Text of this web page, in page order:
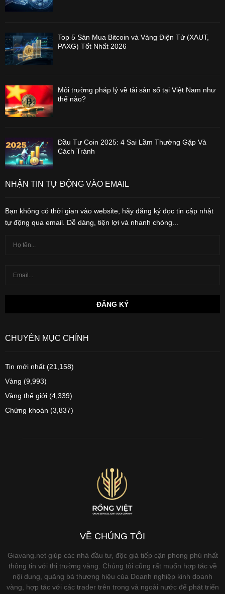
Top 5 Sàn Mua Bitcoin và Vàng Điện Tử (XAUT,
PAXG) Tốt Nhất 2026
Môi trường pháp lý về tài sản số tại Việt Nam như
thế nào?
Đầu Tư Coin 2025: 4 Sai Lầm Thường Gặp Và
Cách Tránh
NHẬN TIN TỰ ĐỘNG VÀO EMAIL
Bạn không có thời gian vào website, hãy đăng ký đọc tin cập nhật
tự động qua email. Dễ dàng, tiện lợi và nhanh chóng...
CHUYÊN MỤC CHÍNH
Tin mới nhất (21,158)
Vàng (9,993)
Vàng thế giới (4,339)
Chứng khoán (3,837)
VỀ CHÚNG TÔI
Giavang.net giúp các nhà đầu tư, độc giả tiếp cận phong phú nhất
thông tin với thị trường vàng. Chúng tôi cũng rất muốn hợp tác về
nội dung, quảng bá thương hiệu của Doanh nghiệp kinh doanh
vàng, hợp tác với các trader trên trong và ngoài nước để phát triển